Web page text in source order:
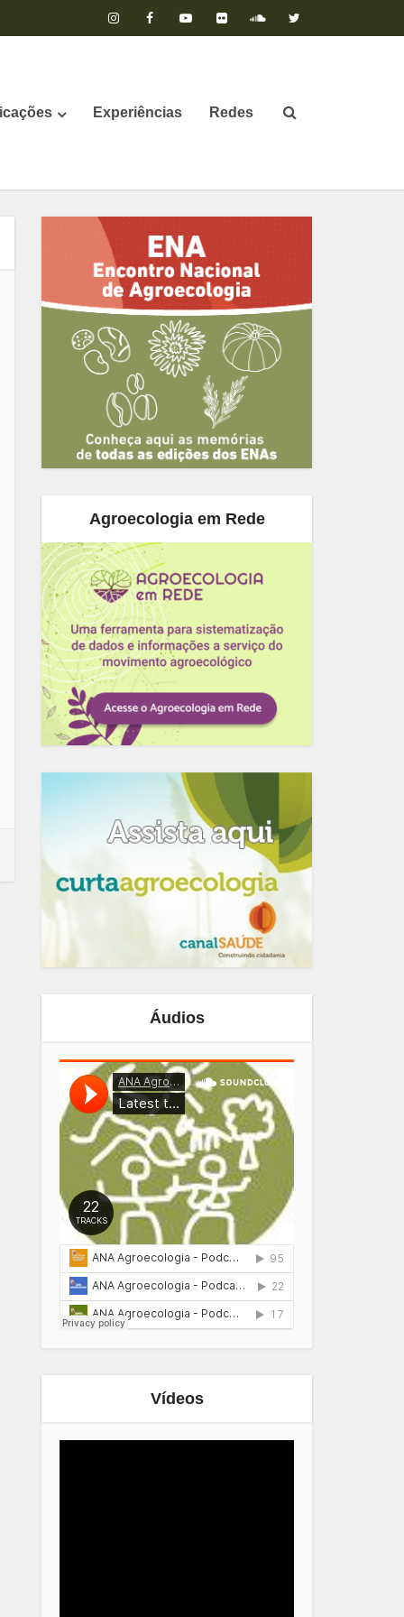
Experiências Redes
Agroecologia em Rede
Áudios
Vídeos